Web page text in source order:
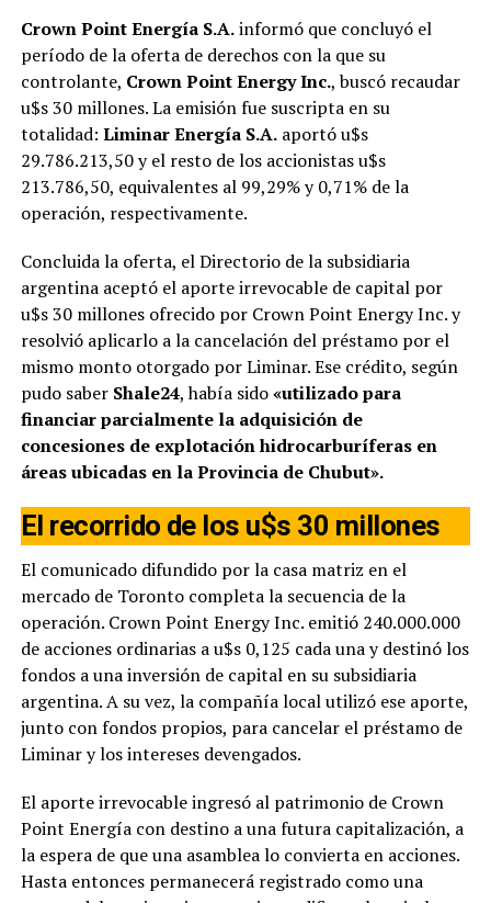
Crown Point Energía S.A.informó que concluyó el
período de la oferta de derechos con la que su
controlante, Crown Point Energy Inc., buscó recaudar
u$s 30 millones. La emisión fue suscripta en su
totalidad: Liminar Energía S.A.aportó u$s
29.786.213,50 y el resto de los accionistas u$s
213.786,50, equivalentes al 99,29% y 0,71% de la
operación, respectivamente.
Concluida la oferta, el Directorio de la subsidiaria
argentina aceptó el aporte irrevocable de capital por
u$s 30 millones ofrecido por Crown Point Energy Inc. y
resolvió aplicarlo a la cancelación del préstamo por el
mismo monto otorgado por Liminar. Ese crédito, según
pudo saber Shale24, había sido«utilizado para
financiar parcialmente la adquisición de
concesiones de explotación hidrocarburíferas en
áreas ubicadas en la Provincia de Chubut».
El recorrido de los u$s 30 millones
El comunicado difundido por la casa matriz en el
mercado de Toronto completa la secuencia de la
operación. Crown Point Energy Inc. emitió 240.000.000
de acciones ordinarias a u$s 0,125 cada una y destinó los
fondos a una inversión de capital en su subsidiaria
argentina. A su vez, la compañía local utilizó ese aporte,
junto con fondos propios, para cancelar el préstamo de
Liminar y los intereses devengados.
El aporte irrevocable ingresó al patrimonio de Crown
Point Energía con destino a una futura capitalización, a
la espera de que una asamblea lo convierta en acciones.
Hasta entonces permanecerá registrado como una